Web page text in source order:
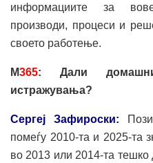
информациите за
производи, процеси и
своето работење.
М365: Дали
истражувања?
Сергеј Зафироски:
помеѓу 2010-та и 2025-та
во 2013 или 2014-та тешко